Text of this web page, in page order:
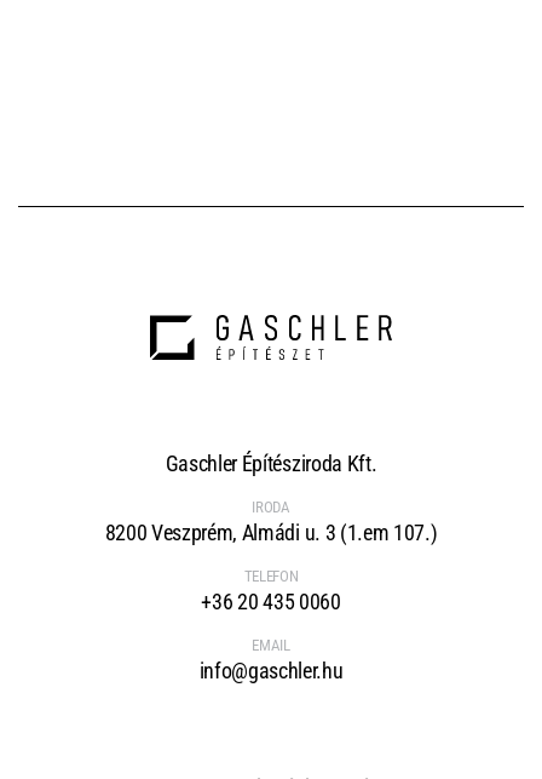
Gaschler Építésziroda Kft.
IRODA
8200 Veszprém, Almádi u. 3 (1.em 107.)
TELEFON
+36 20 435 0060
EMAIL
info@gaschler.hu